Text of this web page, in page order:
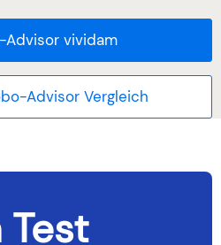
Advisor vividam
Advisor Vergleich